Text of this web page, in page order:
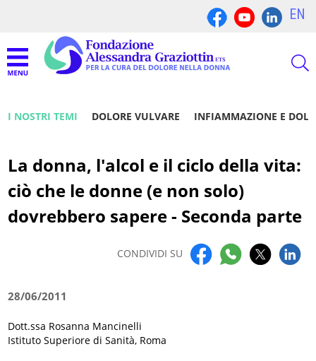
EN
I NOSTRI TEMI DOLORE VULVARE INFIAMMAZIONE E
La donna, l'alcol e il ciclo della vita:
ciò che le donne (e non solo)
dovrebbero sapere - Seconda parte
CONDIVIDI SU
28/06/2011
Dott.ssa Rosanna Mancinelli
Istituto Superiore di Sanità, Roma